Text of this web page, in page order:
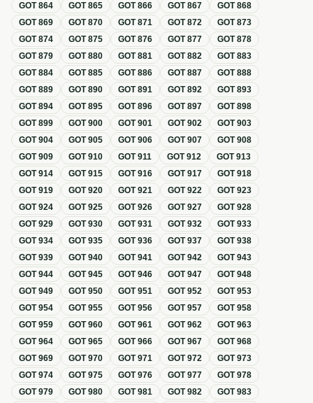
GOT864 GOT865 GOT866 GOT867 GOT868
GOT869 GOT870 GOT871 GOT872 GOT873
GOT874 GOT875 GOT876 GOT877 GOT878
GOT879 GOT880 GOT881 GOT882 GOT883
GOT884 GOT885 GOT886 GOT887 GOT888
GOT889 GOT890 GOT891 GOT892 GOT893
GOT894 GOT895 GOT896 GOT897 GOT898
GOT899 GOT900 GOT901 GOT902 GOT903
GOT904 GOT905 GOT906 GOT907 GOT908
GOT909 GOT910 GOT911 GOT912 GOT913
GOT914 GOT915 GOT916 GOT917 GOT918
GOT919 GOT920 GOT921 GOT922 GOT923
GOT924 GOT925 GOT926 GOT927 GOT928
GOT929 GOT930 GOT931 GOT932 GOT933
GOT934 GOT935 GOT936 GOT937 GOT938
GOT939 GOT940 GOT941 GOT942 GOT943
GOT944 GOT945 GOT946 GOT947 GOT948
GOT949 GOT950 GOT951 GOT952 GOT953
GOT954 GOT955 GOT956 GOT957 GOT958
GOT959 GOT960 GOT961 GOT962 GOT963
GOT964 GOT965 GOT966 GOT967 GOT968
GOT969 GOT970 GOT971 GOT972 GOT973
GOT974 GOT975 GOT976 GOT977 GOT978
GOT979 GOT980 GOT981 GOT982 GOT983